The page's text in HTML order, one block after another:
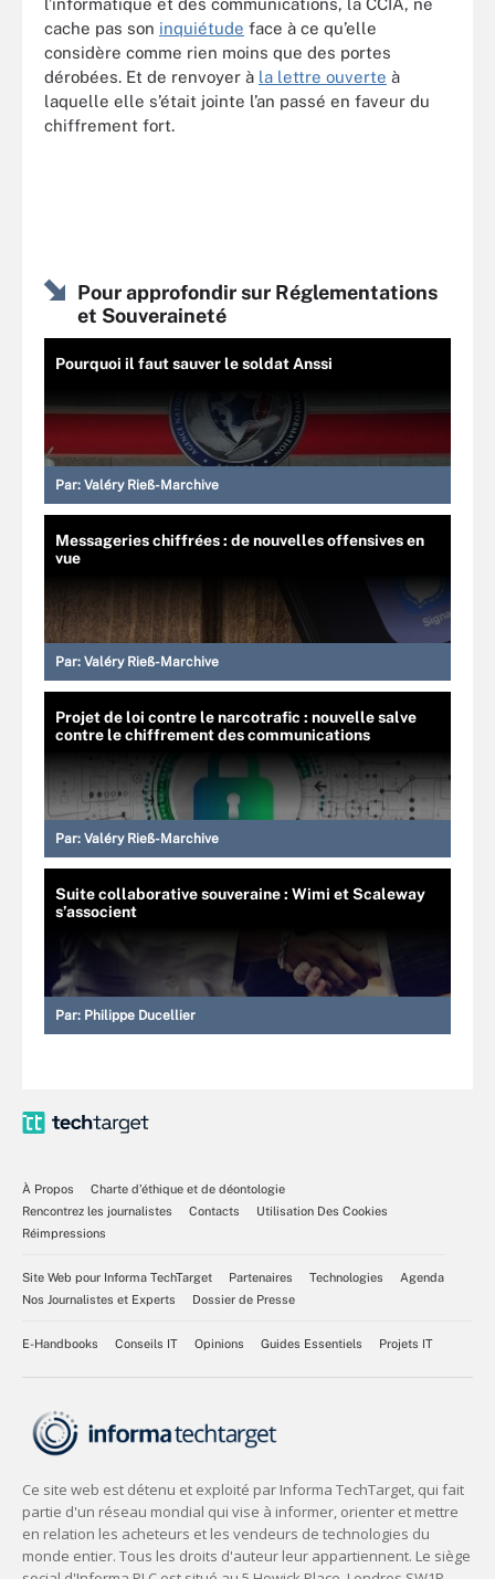
l’informatique et des communications, la CCIA, ne
cache pas son inquiétude face à ce qu’elle
considère comme rien moins que des portes
dérobées. Et de renvoyer à la lettre ouverte à
laquelle elle s’était jointe l’an passé en faveur du
chiffrement fort.
Pour approfondir sur Réglementations
et Souveraineté
Pourquoi il faut sauver le soldat Anssi
Par: Valéry Rieß-Marchive
Messageries chiffrées : de nouvelles offensives en
vue
Par: Valéry Rieß-Marchive
Projet de loi contre le narcotrafic : nouvelle salve
contre le chiffrement des communications
Par: Valéry Rieß-Marchive
Suite collaborative souveraine : Wimi et Scaleway
s’associent
Par: Philippe Ducellier
À Propos
Charte d’éthique et de déontologie
Rencontrez les journalistes
Contacts
Utilisation Des Cookies
Réimpressions
Site Web pour Informa TechTarget Partenaires Technologies
Agenda
Nos Journalistes et Experts
Dossier de Presse
E-Handbooks Conseils IT Opinions Guides Essentiels Projets IT